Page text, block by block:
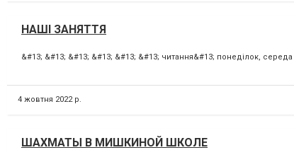
НАШІ ЗАНЯТТЯ
&#13; &#13; &#13; &#13; &#13; &#13; читання&#13; понеділок,
4 жовтня 2022 р.
ШАХМАТЫ В МИШКИНОЙ ШКОЛЕ